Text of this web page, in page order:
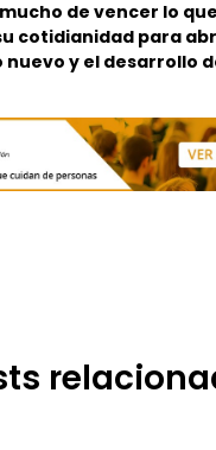
de vencer lo
cotidianidad para
y el desarrollo